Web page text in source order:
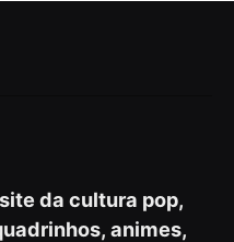
da cultura pop,
animes,